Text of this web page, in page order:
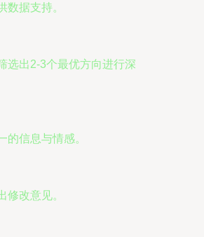
据支持。
选出2-3个最优方向进行深
信息与情感。
改意见。